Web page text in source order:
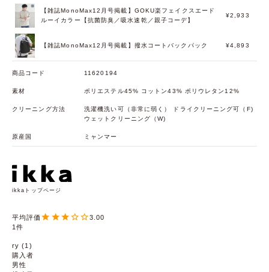
【雑誌MonoMax12月号掲載】GOKU楽フェイクスエード
ルーイカラー【抗菌防臭／吸水速乾／親子コーデ】
¥2,933
【雑誌MonoMax12月号掲載】撥水コートバックパック ¥4,893
商品コード 11620194
素材 ポリエステル45% コットン43% ポリウレタン12%
クリーニング方法
洗濯機洗い可（非常に弱く） ドライクリーニング可（F)
ウェットクリーニング（W)
原産国 ミャンマー
ikkaトップページ
3.00
1
ry
1
購入者
男性